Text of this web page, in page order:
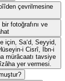
çevrilmesine
fotoğrafını ve
için, Sa‘d, Seyyid,
i Cisrî, İbn-i
mürâcaatı tavsiye
yer vermesi.